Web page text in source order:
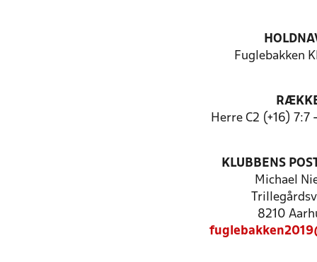
Fuglebakken
Herre C2 (+16)
KLUBBENS
Michael
8210